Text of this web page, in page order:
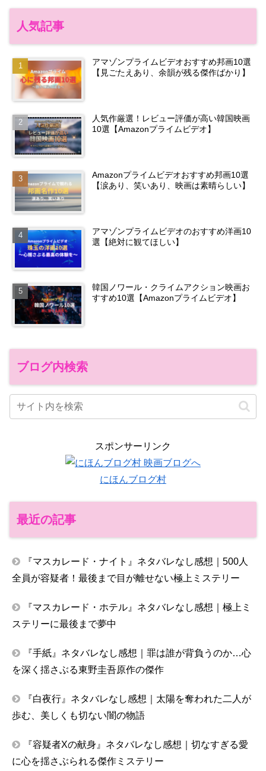
人気記事
アマゾンプライムビデオおすすめ邦画10選
【見ごたえあり、余韻が残る傑作ばかり】
人気作厳選！レビュー評価が高い韓国映画
10選【Amazonプライムビデオ】
Amazonプライムビデオおすすめ邦画10選
【涙あり、笑いあり、映画は素晴らしい】
アマゾンプライムビデオのおすすめ洋画10
選【絶対に観てほしい】
韓国ノワール・クライムアクション映画お
すすめ10選【Amazonプライムビデオ】
ブログ内検索
スポンサーリンク
にほんブログ村
最近の記事
『マスカレード・ナイト』ネタバレなし感想｜500人
全員が容疑者！最後まで目が離せない極上ミステリー
『マスカレード・ホテル』ネタバレなし感想｜極上ミ
ステリーに最後まで夢中
『手紙』ネタバレなし感想｜罪は誰が背負うのか…心
を深く揺さぶる東野圭吾原作の傑作
『白夜行』ネタバレなし感想｜太陽を奪われた二人が
歩む、美しくも切ない闇の物語
『容疑者Xの献身』ネタバレなし感想｜切なすぎる愛
に心を揺さぶられる傑作ミステリー